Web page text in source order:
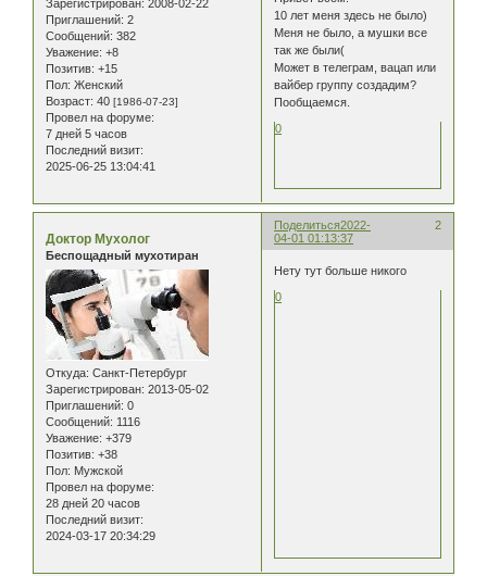
Зарегистрирован: 2008-02-22
Приглашений: 2
Сообщений: 382
Уважение: +8
Позитив: +15
Пол: Женский
Возраст: 40 [1986-07-23]
Провел на форуме:
7 дней 5 часов
Последний визит:
2025-06-25 13:04:41
10 лет меня здесь не было)
Меня не было, а мушки все
так же были(
Может в телеграм, вацап или
вайбер группу создадим?
Пообщаемся.
0
Поделиться 2
2022-
04-01 01:13:37
Доктор Мухолог
Беспощадный мухотиран
Откуда: Санкт-Петербург
Зарегистрирован: 2013-05-02
Приглашений: 0
Сообщений: 1116
Уважение: +379
Позитив: +38
Пол: Мужской
Провел на форуме:
28 дней 20 часов
Последний визит:
2024-03-17 20:34:29
Нету тут больше никого
0